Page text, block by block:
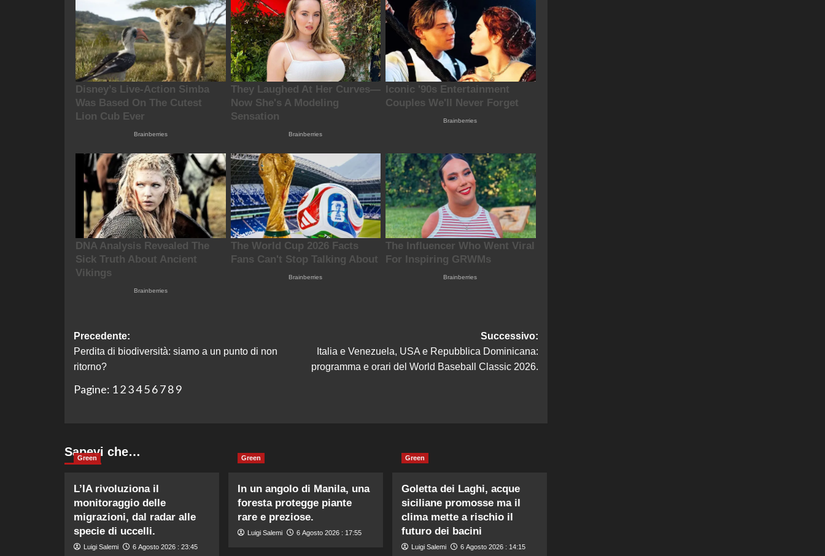
Navigazione
articolo
Precedente:
Perdita di biodiversità: siamo a un punto di non
ritorno?
Successivo:
Italia e Venezuela, USA e Repubblica Dominicana:
programma e orari del World Baseball Classic 2026.
Pagine: 1 2 34 5 6 7 8 9
Sapevi che…
Green
L’IA rivoluziona il
monitoraggio delle
migrazioni, dal radar alle
specie di uccelli.
Luigi Salemi 6 Agosto 2026 : 23:45
Green
In un angolo di Manila, una
foresta protegge piante
rare e preziose.
Luigi Salemi 6 Agosto 2026 : 17:55
Green
Goletta dei Laghi, acque
siciliane promosse ma il
clima mette a rischio il
futuro dei bacini
Luigi Salemi 6 Agosto 2026 : 14:15